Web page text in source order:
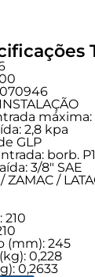
máxima:
2,8 kpa
GLP
borb.
3/8" SAE
ZAMAC /
210
(mm): 245
0,228
0,2633